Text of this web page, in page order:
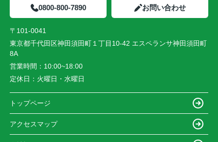
0800-800-7890 お問い合わせ
〒101-0041
東京都千代田区神田須田町１丁目10-42 エスペランサ神田須田町
8A
営業時間： 10:00~18:00
定休日： 火曜日・水曜日
トップページ
アクセスマップ